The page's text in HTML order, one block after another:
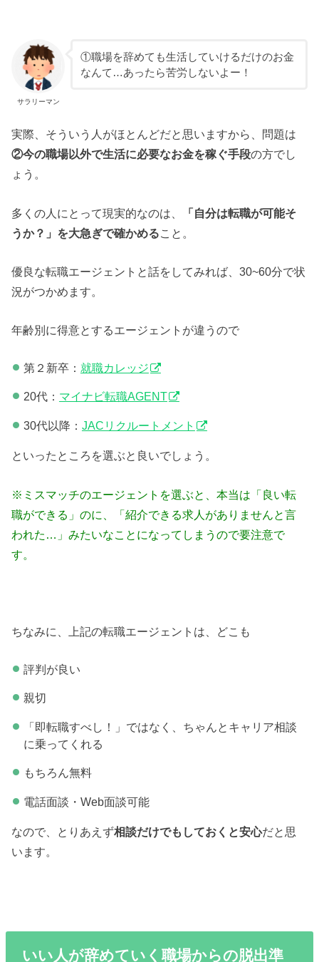
サラリーマン
①職場を辞めても生活していけるだけのお金
なんて…あったら苦労しないよー！
実際、そういう人がほとんどだと思いますから、問題は
②今の職場以外で生活に必要なお金を稼ぐ手段の方でし
ょう。
多くの人にとって現実的なのは、
「自分は転職が可能そ
うか？」を大急ぎで確かめること。
優良な転職エージェントと話をしてみれば、30~60分で状
況がつかめます。
年齢別に得意とするエージェントが違うので
第２新卒： 就職カレッジ
20代： マイナビ転職AGENT
30代以降： JACリクルートメント
といったところを選ぶと良いでしょう。
※ミスマッチのエージェントを選ぶと、本当は「良い転
職ができる」のに、「紹介できる求人がありませんと言
われた…」みたいなことになってしまうので要注意で
す。
ちなみに、上記の転職エージェントは、どこも
評判が良い
親切
「即転職すべし！」ではなく、ちゃんとキャリア相談
に乗ってくれる
もちろん無料
電話面談・Web面談可能
なので、とりあえず相談だけでもしておくと安心だと思
います。
いい人が辞めていく職場からの脱出準